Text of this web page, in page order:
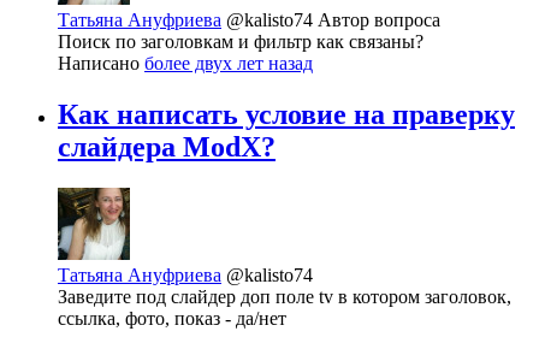
Татьяна Ануфриева @kalisto74 Автор вопроса
Поиск по заголовкам и фильтр как связаны?
Написано более двух лет назад
Как написать условие на праверку
слайдера ModX?
Татьяна Ануфриева @kalisto74
Заведите под слайдер доп поле tv в котором заголовок,
ссылка, фото, показ - да/нет